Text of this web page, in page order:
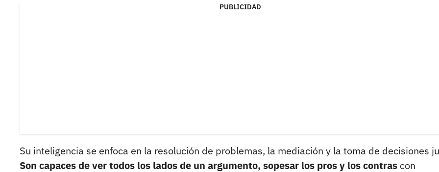
PUBLICIDAD
Su inteligencia se enfoca en la resolución de problemas, la mediación y la toma de decisiones
Son capaces de ver todos los lados de un argumento, sopesar los pros y los contras con